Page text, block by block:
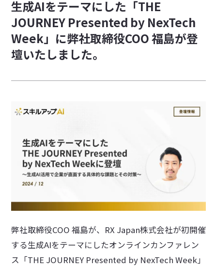
採用活動におけるプライバシーポリシー
特定商取引法に基づく表記
情報セキュリティに関する方針
生成AIをテーマにした「THE
JOURNEY Presented by NexTech
Week」に弊社取締役COO 福島が登
壇いたしました。
弊社取締役COO 福島が、RX Japan株式会社が初開催
する生成AIをテーマにしたオンラインカンファレン
ス「THE JOURNEY Presented by NexTech Week」